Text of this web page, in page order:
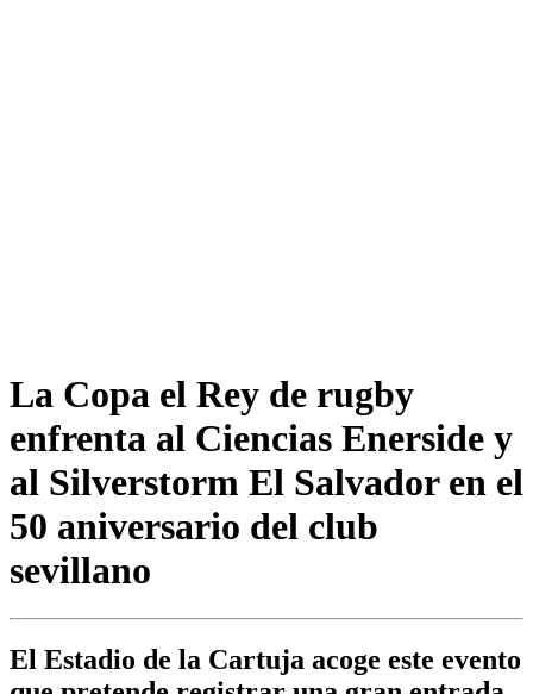
La Copa el Rey de rugby
enfrenta al Ciencias Enerside y
al Silverstorm El Salvador en el
50 aniversario del club
sevillano
El Estadio de la Cartuja acoge este evento